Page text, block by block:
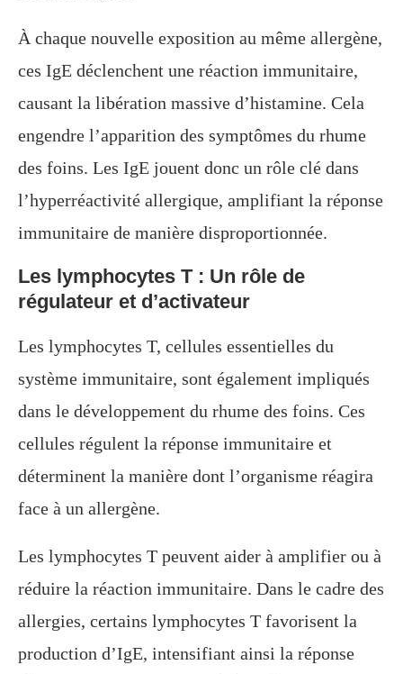
À chaque nouvelle exposition au même allergène,
ces IgE déclenchent une réaction immunitaire,
causant la libération massive d’histamine. Cela
engendre l’apparition des symptômes du rhume
des foins. Les IgE jouent donc un rôle clé dans
l’hyperréactivité allergique, amplifiant la réponse
immunitaire de manière disproportionnée.
Les lymphocytes T : Un rôle de
régulateur et d’activateur
Les lymphocytes T, cellules essentielles du
système immunitaire, sont également impliqués
dans le développement du rhume des foins. Ces
cellules régulent la réponse immunitaire et
déterminent la manière dont l’organisme réagira
face à un allergène.
Les lymphocytes T peuvent aider à amplifier ou à
réduire la réaction immunitaire. Dans le cadre des
allergies, certains lymphocytes T favorisent la
production d’IgE, intensifiant ainsi la réponse